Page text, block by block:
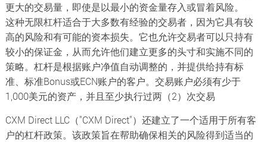
更大的交易量，即使是以最小的资金量存入或冒着风险。
这种无限杠杆适合于大多数有经验的交易者，因为它具有较
高的风险和有可能的资本损失。它也允许交易者可以只持有
较小的保证金，从而允许他们建立更多的头寸和实施不同的
策略。杠杆是根据账户净值自动调整的，并提供给持有标
准、标准Bonus或ECN账户的客户。交易账户必须有少于
1,000美元的资产，并且至少执行过两（2）次交易
CXM Direct LLC（"CXM Direct"）还建立了一个适用于所有客
户的杠杆政策。该政策旨在帮助确保相关的风险得到适当的